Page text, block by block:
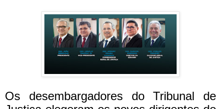
Os desembargadores do Tribunal de